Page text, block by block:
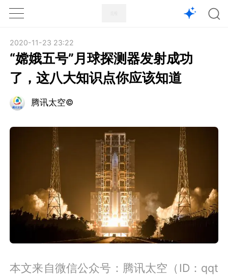
1X
2020-11-23 23:22
“嫦娥五号”月球探测器发射成功
了，这八大知识点你应该知道
腾讯太空©
本文来自微信公众号： 腾讯太空（ID：qqt